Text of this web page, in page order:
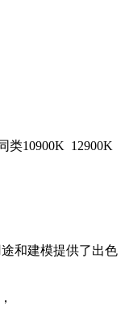
类10900K 12900K
和建模提供了出色